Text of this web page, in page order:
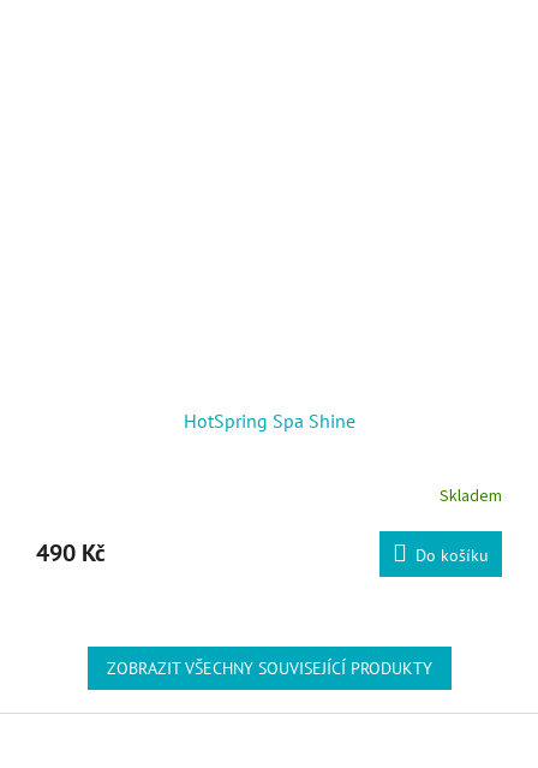
HotSpring Spa Shine
Skladem
490 Kč Do košíku
ZOBRAZIT VŠECHNY SOUVISEJÍCÍ PRODUKTY